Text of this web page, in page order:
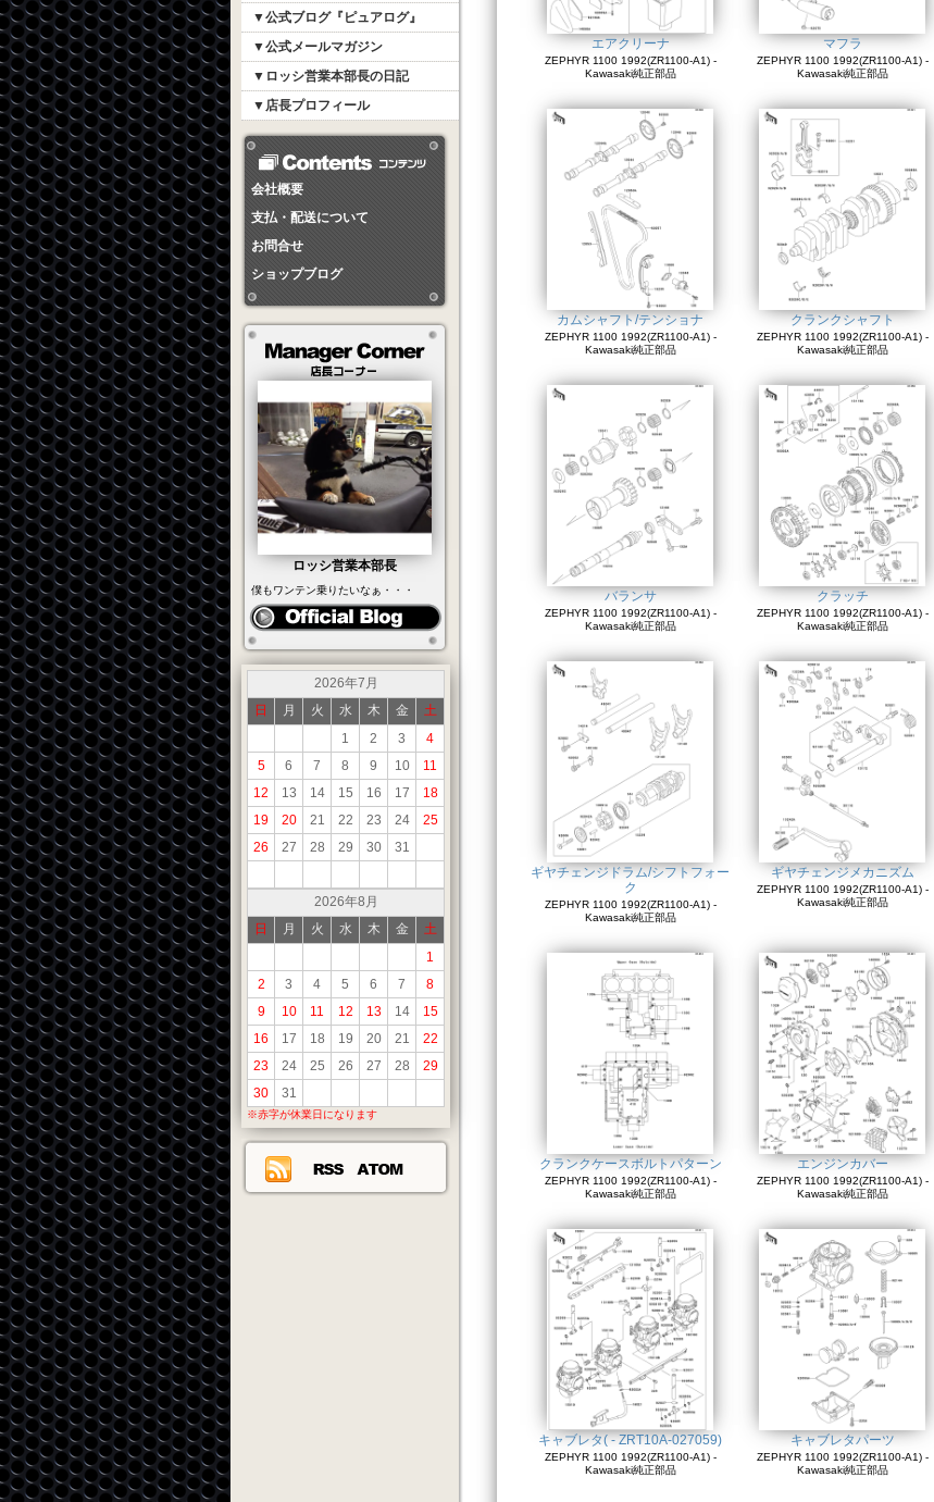
▼公式ブログ『ピュアログ』
▼公式メールマガジン
▼ロッシ営業本部長の日記
▼店長プロフィール
会社概要
支払・配送について
お問合せ
ショップブログ
ロッシ営業本部長
僕もワンテン乗りたいなぁ・・・
2026年7月
日
月 火 水 木 金
土
1
2 3
4
5
6 7 8 9 10
11
12
13 14 15 16 17
18
19
20 21 22 23 24
25
26
27 28 29 30 31
2026年8月
日
月 火 水 木 金
土
1
2
3 4 5 6 7
8
9
10 11 12 13 14
15
16
17 18 19 20 21
22
23
24 25 26 27 28
29
30
31
※赤字が休業日になります
エアクリーナ
ZEPHYR 1100 1992(ZR1100-A1) -
Kawasaki純正部品
マフラ
ZEPHYR 1100 1992(ZR1100-A1) -
Kawasaki純正部品
カムシャフト/テンショナ
ZEPHYR 1100 1992(ZR1100-A1) -
Kawasaki純正部品
クランクシャフト
ZEPHYR 1100 1992(ZR1100-A1) -
Kawasaki純正部品
バランサ
ZEPHYR 1100 1992(ZR1100-A1) -
Kawasaki純正部品
クラッチ
ZEPHYR 1100 1992(ZR1100-A1) -
Kawasaki純正部品
ギヤチェンジドラム/シフトフォー
ク
ZEPHYR 1100 1992(ZR1100-A1) -
Kawasaki純正部品
ギヤチェンジメカニズム
ZEPHYR 1100 1992(ZR1100-A1) -
Kawasaki純正部品
クランクケースボルトパターン
ZEPHYR 1100 1992(ZR1100-A1) -
Kawasaki純正部品
エンジンカバー
ZEPHYR 1100 1992(ZR1100-A1) -
Kawasaki純正部品
キャブレタ( - ZRT10A-027059)
ZEPHYR 1100 1992(ZR1100-A1) -
Kawasaki純正部品
キャブレタパーツ
ZEPHYR 1100 1992(ZR1100-A1) -
Kawasaki純正部品